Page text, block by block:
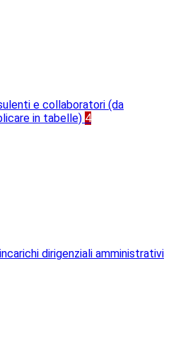
e collaboratori (da
in tabelle) 4
dirigenziali amministrativi